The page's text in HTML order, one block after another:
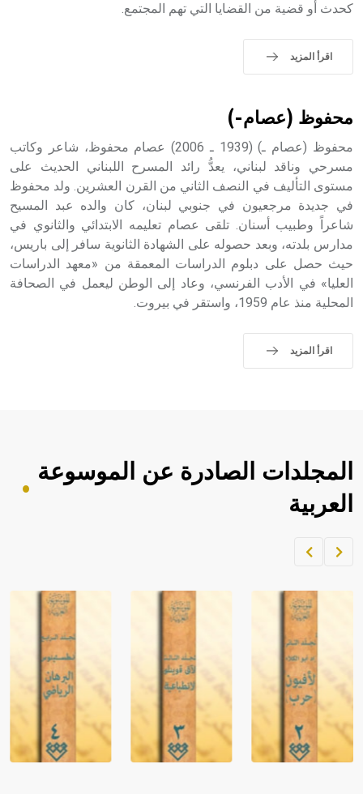
حيث تقتصر القيمة الصوتية للعلامة الك
كحدث أو قضية من القضايا التي تهم المجتمع.
اقرأ المزيد
محفوظ (عصام-)
محفوظ (عصام ـ) (1939 ـ 2006) عصام محفوظ، شاعر وكاتب
مسرحي وناقد لبناني، يعدُّ رائد المسرح اللبناني الحديث على
مستوى التأليف في النصف الثاني من القرن العشرين. ولد محفوظ
في جديدة مرجعيون في جنوبي لبنان، كان والده عبد المسيح
شاعراً وطبيب أسنان. تلقى عصام تعليمه الابتدائي والثانوي في
مدارس بلدته، وبعد حصوله على الشهادة الثانوية سافر إلى باريس،
حيث حصل على دبلوم الدراسات المعمقة من «معهد الدراسات
العليا» في الأدب الفرنسي، وعاد إلى الوطن ليعمل في الصحافة
المحلية منذ عام 1959، واستقر في بيروت.
اقرأ المزيد
المجلدات الصادرة عن الموسوعة
العربية